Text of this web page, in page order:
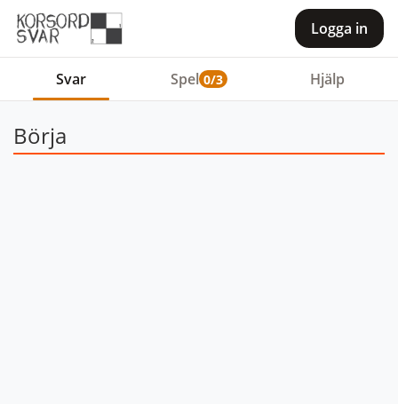
Logga in
Svar Spel 0/3 Hjälp
Börja